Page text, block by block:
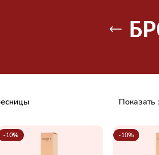
Показать
-10% -10%